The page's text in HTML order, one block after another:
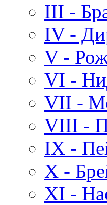
III -
IV -
V -
VI -
VII -
VIII -
IX -
X -
XI -